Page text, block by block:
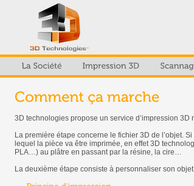
3D technologies propose un service d’impression 3D
La première étape concerne le fichier 3D de l’objet.
lequel la pièce va être imprimée, en effet 3D
PLA…) au plâtre en passant par la résine, la cire…
La deuxième étape consiste à personnaliser son